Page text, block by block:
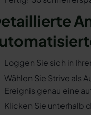
Loggen Sie sich in
Wählen Sie Strive als
Ereignis genau eine
Klicken Sie unterhalb